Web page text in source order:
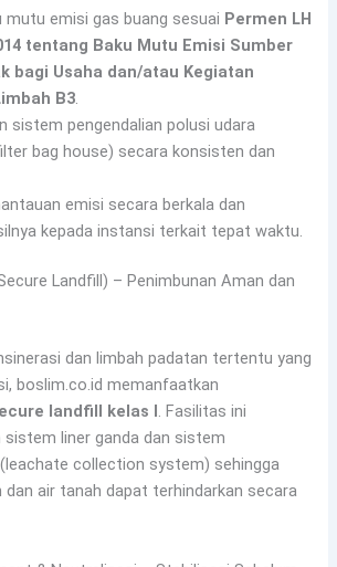
mutu emisi gas buang sesuai Permen LH
tentang Baku Mutu Emisi Sumber
bagi Usaha dan/atau Kegiatan
B3
sistem pengendalian polusi udara
bag house) secara konsisten dan
emisi secara berkala dan
kepada instansi terkait tepat waktu.
Landfill) – Penimbunan Aman dan
dan limbah padatan tertentu yang
boslim.co.id memanfaatkan
landfill kelas I . Fasilitas ini
sistem liner ganda dan sistem
collection system) sehingga
air tanah dapat terhindarkan secara